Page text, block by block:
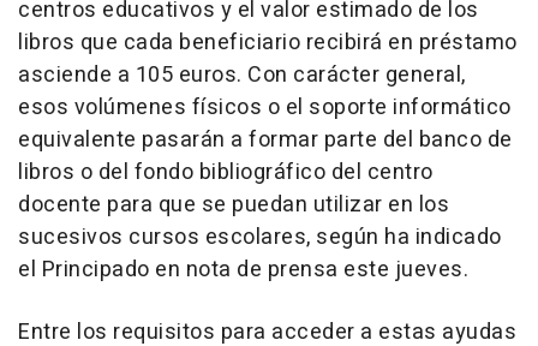
centros educativos y el valor estimado de los
libros que cada beneficiario recibirá en préstamo
asciende a 105 euros. Con carácter general,
esos volúmenes físicos o el soporte informático
equivalente pasarán a formar parte del banco de
libros o del fondo bibliográfico del centro
docente para que se puedan utilizar en los
sucesivos cursos escolares, según ha indicado
el Principado en nota de prensa este jueves.
Entre los requisitos para acceder a estas ayudas